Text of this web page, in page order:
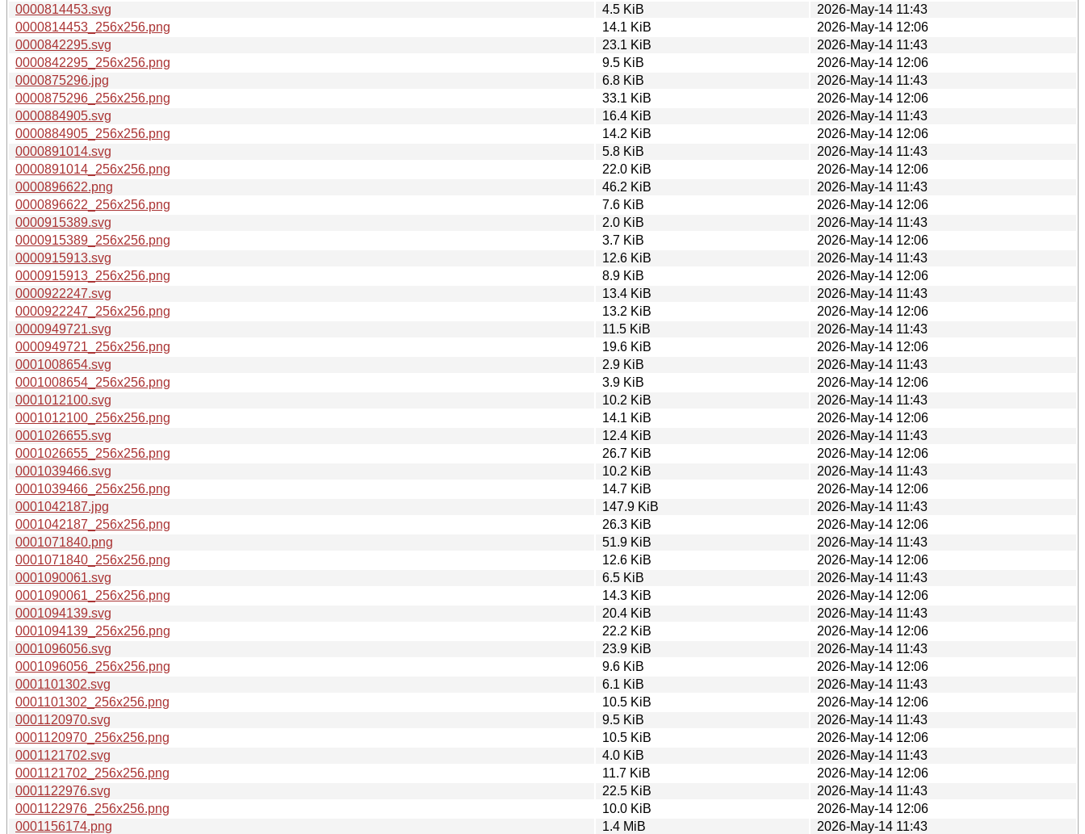
0000814453.svg
4.5 KiB
2026-May-14 11:43
0000814453_256x256.png
14.1 KiB
2026-May-14 12:06
0000842295.svg
23.1 KiB
2026-May-14 11:43
0000842295_256x256.png
9.5 KiB
2026-May-14 12:06
0000875296.jpg
6.8 KiB
2026-May-14 11:43
0000875296_256x256.png
33.1 KiB
2026-May-14 12:06
0000884905.svg
16.4 KiB
2026-May-14 11:43
0000884905_256x256.png
14.2 KiB
2026-May-14 12:06
0000891014.svg
5.8 KiB
2026-May-14 11:43
0000891014_256x256.png
22.0 KiB
2026-May-14 12:06
0000896622.png
46.2 KiB
2026-May-14 11:43
0000896622_256x256.png
7.6 KiB
2026-May-14 12:06
0000915389.svg
2.0 KiB
2026-May-14 11:43
0000915389_256x256.png
3.7 KiB
2026-May-14 12:06
0000915913.svg
12.6 KiB
2026-May-14 11:43
0000915913_256x256.png
8.9 KiB
2026-May-14 12:06
0000922247.svg
13.4 KiB
2026-May-14 11:43
0000922247_256x256.png
13.2 KiB
2026-May-14 12:06
0000949721.svg
11.5 KiB
2026-May-14 11:43
0000949721_256x256.png
19.6 KiB
2026-May-14 12:06
0001008654.svg
2.9 KiB
2026-May-14 11:43
0001008654_256x256.png
3.9 KiB
2026-May-14 12:06
0001012100.svg
10.2 KiB
2026-May-14 11:43
0001012100_256x256.png
14.1 KiB
2026-May-14 12:06
0001026655.svg
12.4 KiB
2026-May-14 11:43
0001026655_256x256.png
26.7 KiB
2026-May-14 12:06
0001039466.svg
10.2 KiB
2026-May-14 11:43
0001039466_256x256.png
14.7 KiB
2026-May-14 12:06
0001042187.jpg
147.9 KiB
2026-May-14 11:43
0001042187_256x256.png
26.3 KiB
2026-May-14 12:06
0001071840.png
51.9 KiB
2026-May-14 11:43
0001071840_256x256.png
12.6 KiB
2026-May-14 12:06
0001090061.svg
6.5 KiB
2026-May-14 11:43
0001090061_256x256.png
14.3 KiB
2026-May-14 12:06
0001094139.svg
20.4 KiB
2026-May-14 11:43
0001094139_256x256.png
22.2 KiB
2026-May-14 12:06
0001096056.svg
23.9 KiB
2026-May-14 11:43
0001096056_256x256.png
9.6 KiB
2026-May-14 12:06
0001101302.svg
6.1 KiB
2026-May-14 11:43
0001101302_256x256.png
10.5 KiB
2026-May-14 12:06
0001120970.svg
9.5 KiB
2026-May-14 11:43
0001120970_256x256.png
10.5 KiB
2026-May-14 12:06
0001121702.svg
4.0 KiB
2026-May-14 11:43
0001121702_256x256.png
11.7 KiB
2026-May-14 12:06
0001122976.svg
22.5 KiB
2026-May-14 11:43
0001122976_256x256.png
10.0 KiB
2026-May-14 12:06
0001156174.png
1.4 MiB
2026-May-14 11:43